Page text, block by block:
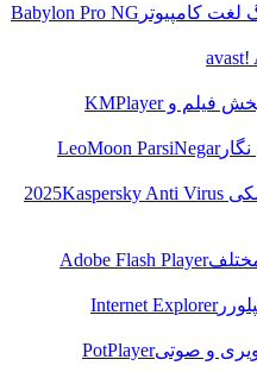
Babylon Pro NG
avast!
پخش فیلم وKMPlayer
LeoMoon ParsiNegar
Kaspersky Anti Virus
Adobe Flash Player
Internet Explorer
و صوتیPotPlayer